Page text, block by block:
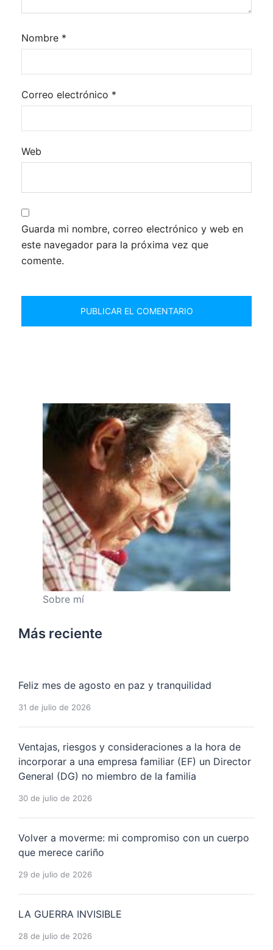
Nombre *
Correo electrónico *
Web
Guarda mi nombre, correo electrónico y web en
este navegador para la próxima vez que
comente.
Sobre mí
Más reciente
Feliz mes de agosto en paz y tranquilidad
31 de julio de 2026
Ventajas, riesgos y consideraciones a la hora de
incorporar a una empresa familiar (EF) un Director
General (DG) no miembro de la familia
30 de julio de 2026
Volver a moverme: mi compromiso con un cuerpo
que merece cariño
29 de julio de 2026
LA GUERRA INVISIBLE
28 de julio de 2026